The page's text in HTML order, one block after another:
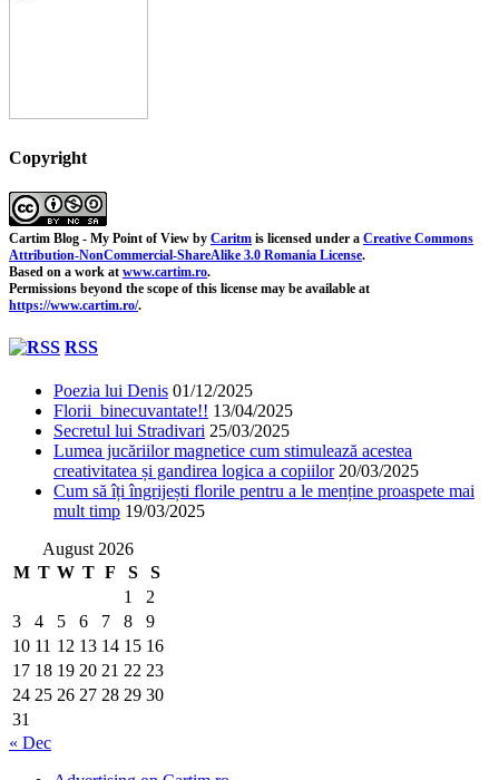
Copyright
Cartim Blog - My Point of View by Caritm is licensed under a Creative Commons
Attribution-NonCommercial-ShareAlike 3.0 Romania License.
Based on a work at www.cartim.ro.
Permissions beyond the scope of this license may be available at
https://www.cartim.ro/.
RSS
Poezia lui Denis 01/12/2025
Florii binecuvantate!! 13/04/2025
Secretul lui Stradivari 25/03/2025
Lumea jucăriilor magnetice cum stimulează acestea
creativitatea și gandirea logica a copiilor 20/03/2025
Cum să îți îngrijești florile pentru a le menține proaspete mai
mult timp 19/03/2025
August 2026
M T W T F S
S
1
2
3
4 5 6 7 8
9
10 11 12 13 14 15 16
17 18 19 20 21 22 23
24 25 26 27 28 29 30
31
« Dec